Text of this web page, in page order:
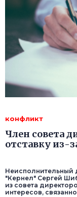
конфликт
Член совета
отставку из-
Неисполнительный
"Кернел" Сергей
из совета
интересов,